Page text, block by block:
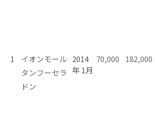
1
イオンモール
タンフーセラ
ドン
2014
年 1月
70,000 182,000